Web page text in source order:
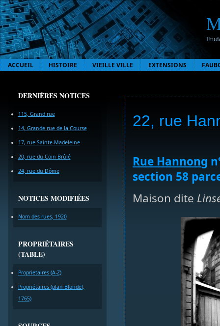
ACCUEIL HISTOIRE VIEILLE VILLE EXTENSIONS
DERNIÈRES NOTICES
115, Grand rue
14, Grande rue de la Course
17, rue Sainte-Madeleine
20, rue du Coin Brûlé
24, rue du Dôme
NOTICES MODIFIÉES
Nom des rues, 1920
PROPRIÉTAIRES
(TABLE)
Proprietaires (A-Z)
Propriétaires (plan Blondel,
1765)
22, rue
Rue Hannong
section 58
Maison dite